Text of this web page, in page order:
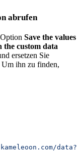
abrufen
Save the values
the custom data
ersetzen Sie
Um ihn zu finden,